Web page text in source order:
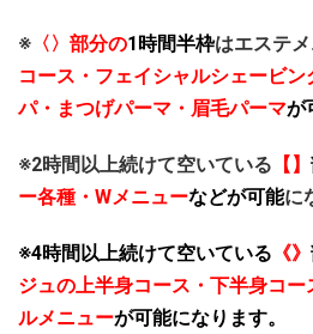
※ 〈〉部分の1時間半枠はエステ
コース・フェイシャルシェービ
パ・まつげパーマ・眉毛パーマが
※2時間以上続けて空いている 【】
ー各種・Wメニューなどが可能に
※4時間以上続けて空いている 《》
ジュの上半身コース・下半身コ
ルメニューが可能になります。